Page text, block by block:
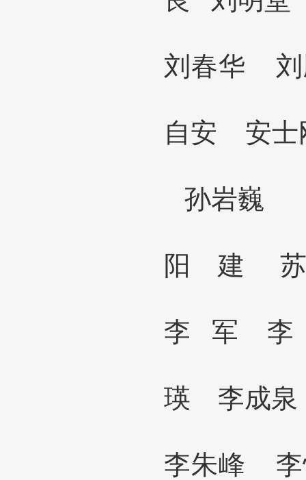
刘春华
自安 安
孙岩巍
阳 建
李 军 李
瑛 李成
李朱峰